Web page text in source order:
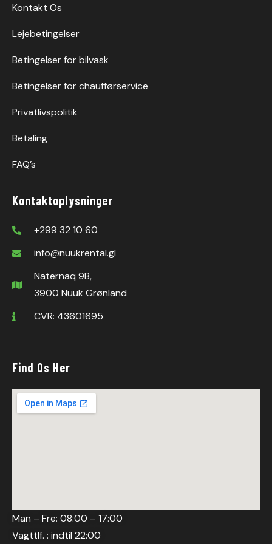
Kontakt Os
Lejebetingelser
Betingelser for bilvask
Betingelser for chaufførservice
Privatlivspolitik
Betaling
FAQ’s
Kontaktoplysninger
+299 32 10 60
info@nuukrental.gl
Naternaq 9B,
3900 Nuuk Grønland
CVR: 43601695
Find Os Her
Man – Fre: 08:00 – 17:00
Vagttlf. : indtil 22:00